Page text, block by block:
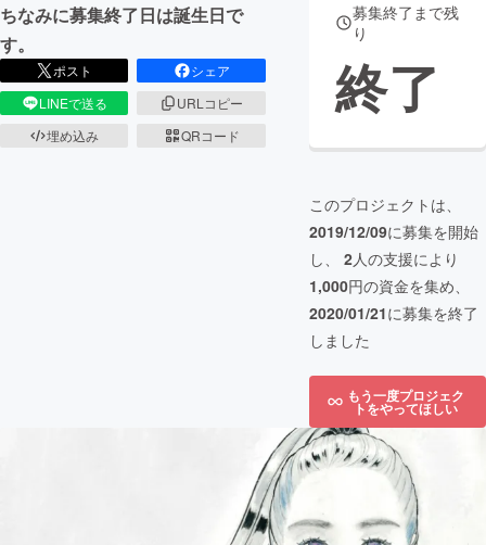
ちなみに募集終了日は誕生日で
す。
ポスト
シェア
LINEで送る
URLコピー
埋め込み
QRコード
募集終了まで残
り
終了
このプロジェクトは、
2019/12/09に募集を開始
し、 2人の支援により
1,000円の資金を集め、
2020/01/21に募集を終了
しました
もう一度プロジェク
トをやってほしい